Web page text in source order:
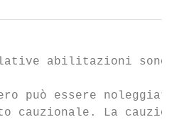
abilitazioni sono
può essere noleggiato
cauzionale. La